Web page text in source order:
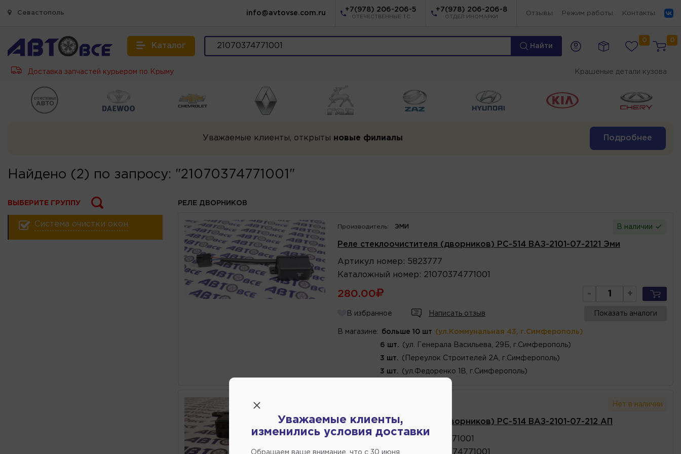
Севастополь info@avtovse.com.ru
+7(978) 206-206-5
ОТЕЧЕСТВЕННЫЕ ТС
+7(978) 206-206-8
ОТДЕЛ ИНОМАРКИ
Отзывы Режим работы Контакты
Каталог Найти
0 0
Доставка запчастей курьером по Крыму Крашеные детали кузова
Уважаемые клиенты, открыты новые филиалы Подробнее
Найдено (2) по запросу: "21070374771001"
ВЫБЕРИТЕ ГРУППУ
Система очистки окон
РЕЛЕ ДВОРНИКОВ
Нет в наличии
Реле стеклоочистителя (дворников) РС-514 ВАЗ-2101-07-212 АП
номер
21070374771001
Каталожныйномер 21070374771001
Производитель: ЭМИ В наличии
Реле стеклоочистителя (дворников) РС-514 ВАЗ-2101-07-2121 Эми
Артикул номер : 5823777
Каталожный номер : 21070374771001
280.00 - +
В избранное Написать отзыв Показать аналоги
В магазине: больше 10 шт (ул.Коммунальная 43, г.Симферополь)
6 шт. (ул. Генерала Васильева, 29Б, г.Симферополь)
3 шт. (Переулок Строителей 2А, г.Симферополь)
3 шт. (ул.Федоренко 1В, г.Симферополь)
Уважаемые клиенты,
изменились условия доставки
Обращаем ваше внимание, что c 30 июня